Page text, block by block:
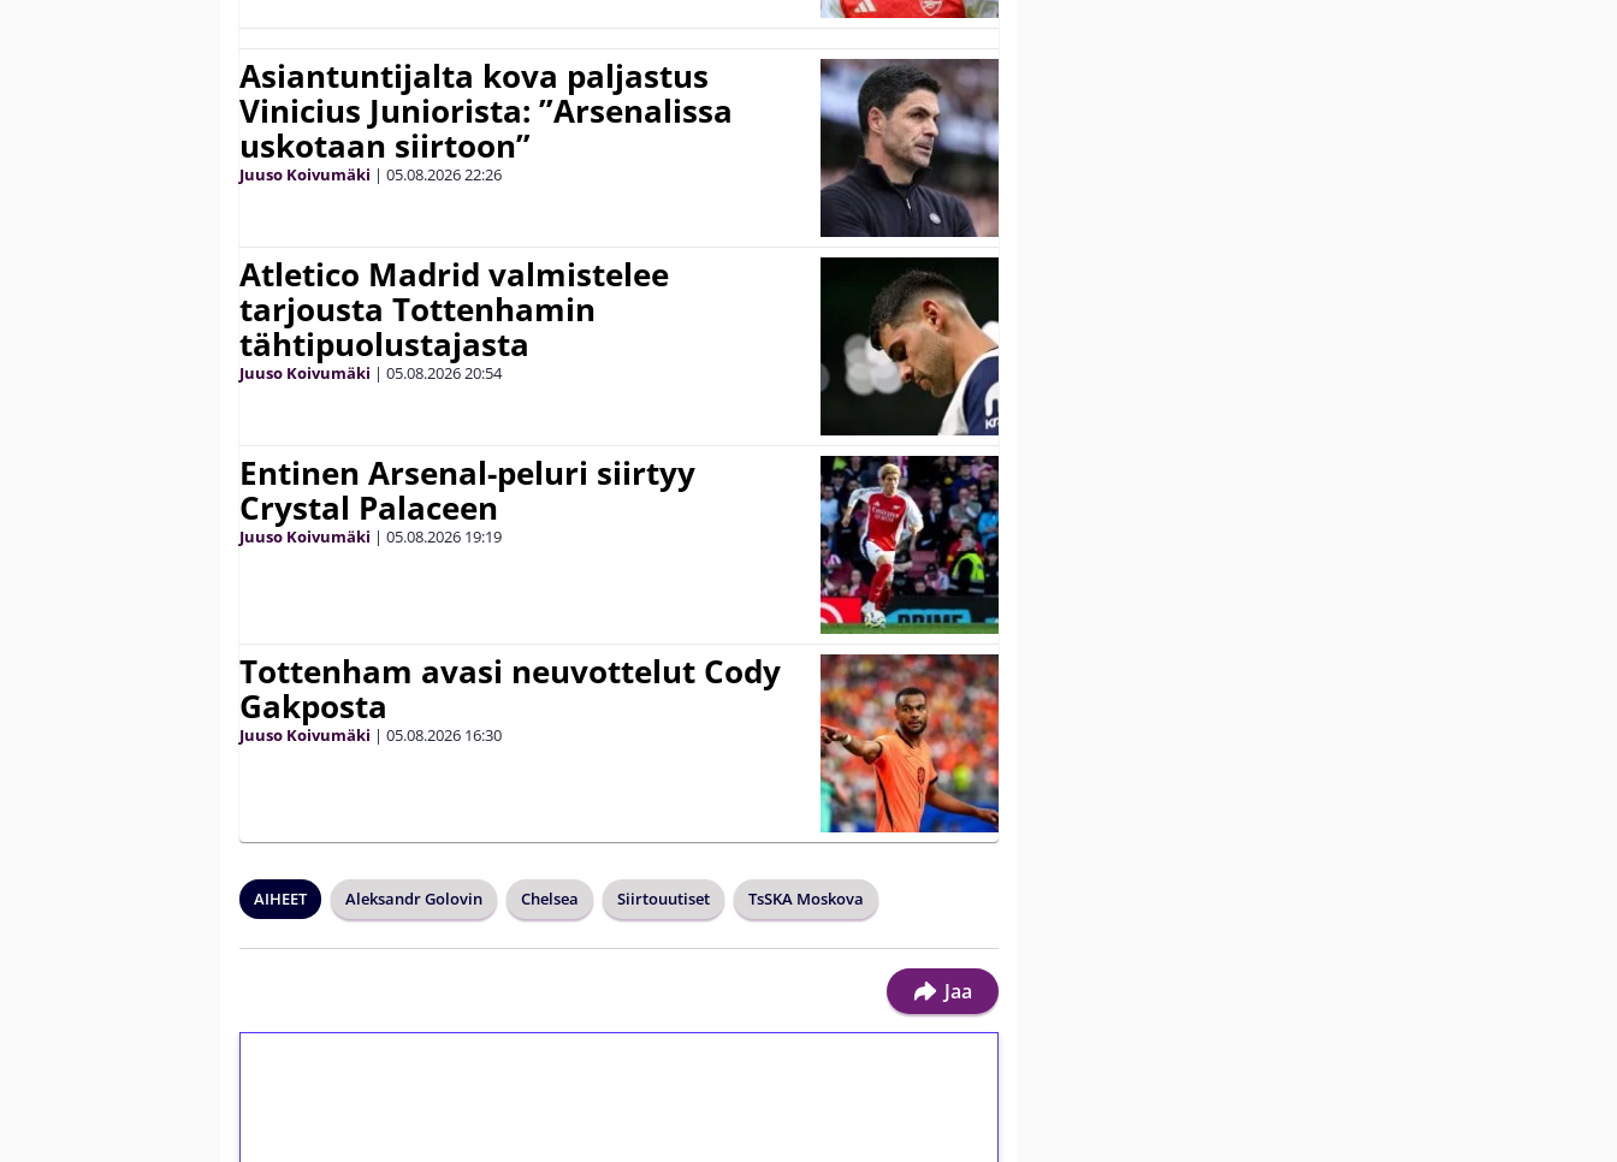
Asiantuntijalta kova paljastus
Vinicius Juniorista: ”Arsenalissa
uskotaan siirtoon”
Juuso Koivumäki | 05.08.202622:26
Atletico Madrid valmistelee
tarjousta Tottenhamin
tähtipuolustajasta
Juuso Koivumäki | 05.08.202620:54
Entinen Arsenal-peluri siirtyy
Crystal Palaceen
Juuso Koivumäki | 05.08.2026 19:19
Tottenham avasi neuvottelut Cody
Gakposta
Juuso Koivumäki | 05.08.2026 16:30
AIHEET Aleksandr Golovin Chelsea Siirtouutiset TsSKA Moskova
Jaa